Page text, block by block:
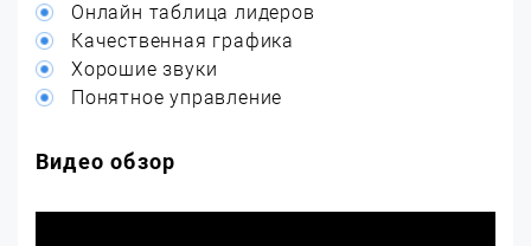
Онлайн таблица лидеров
Качественная графика
Хорошие звуки
Понятное управление
Видео обзор